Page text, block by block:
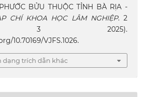
BỬU THUỘC TỈNH BÀ RỊA -
CHÍ KHOA HỌC LÂM NGHIỆP. 2
3 2025).
10.70169/VJFS.1026.
dạng trích dẫn khác